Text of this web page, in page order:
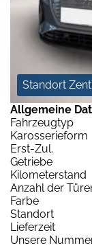
Standort
Allgemeine
Fahrzeugtyp
Karosserieform
Erst-Zul.
Getriebe
Kilometerstand
Anzahl der
Farbe
Standort
Lieferzeit
Unsere